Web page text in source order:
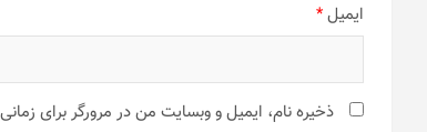
ایمیل*
ذخیره نام، ایمیل و وبسایت من در مرورگر برای